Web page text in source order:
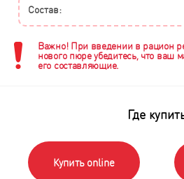
Состав:
Важно! При введении в рацион
нового пюре убедитесь, что ваш
его составляющие.
Где
Купить online